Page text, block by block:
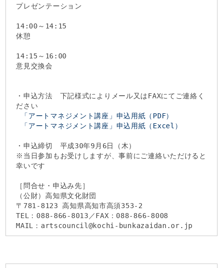
プレゼンテーション
14:00～14:15
休憩
14:15～16:00
意見交換会
・申込方法 下記様式によりメール又はFAXにてご連絡く
ださい
「アートマネジメント講座」申込用紙（PDF）
「アートマネジメント講座」申込用紙（Excel）
・申込締切 平成30年9月6日（木）
※当日参加もお受けしますが、事前にご連絡いただけると
幸いです
［問合せ・申込み先］
（公財）高知県文化財団
〒781-8123 高知県高知市高須353-2
TEL：088-866-8013／FAX：088-866-8008
MAIL：artscouncil@kochi-bunkazaidan.or.jp